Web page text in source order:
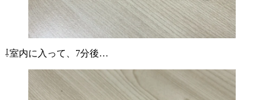
⇩室内に入って、7分後…